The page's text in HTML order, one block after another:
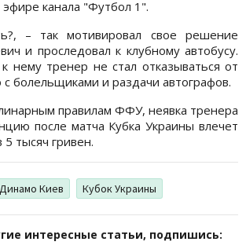
канала "Футбол 1".
– так мотивировал свое решение
и проследовал к клубному автобусу.
нему тренер не стал отказываться от
болельщиками и раздачи автографов.
правилам ФФУ, неявка тренера
после матча Кубка Украины влечет
тысяч гривен.
Динамо Киев Кубок Украины
интересные статьи, подпишись: